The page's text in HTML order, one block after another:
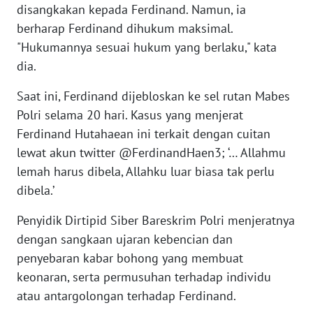
disangkakan kepada Ferdinand. Namun, ia
berharap Ferdinand dihukum maksimal.
"Hukumannya sesuai hukum yang berlaku," kata
dia.
Saat ini, Ferdinand dijebloskan ke sel rutan Mabes
Polri selama 20 hari. Kasus yang menjerat
Ferdinand Hutahaean ini terkait dengan cuitan
lewat akun twitter @FerdinandHaen3; ‘… Allahmu
lemah harus dibela, Allahku luar biasa tak perlu
dibela.’
Penyidik Dirtipid Siber Bareskrim Polri menjeratnya
dengan sangkaan ujaran kebencian dan
penyebaran kabar bohong yang membuat
keonaran, serta permusuhan terhadap individu
atau antargolongan terhadap Ferdinand.
WN
BANTEN
NTT
WN
KEPRI
WN
PAPUA
WN
PAPUA
BARAT
WN